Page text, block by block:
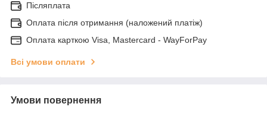
Післяплата
Оплата після отримання (наложений платіж)
Оплата карткою Visa, Mastercard - WayForPay
Всі умови оплати
Умови повернення